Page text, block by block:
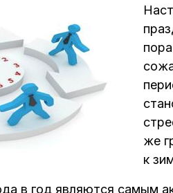
же
к
в год являются самым